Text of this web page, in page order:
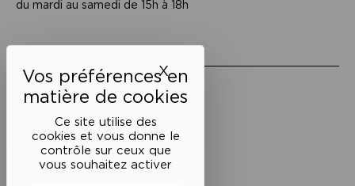
Ce site utilise des
cookies et vous donne le
contrôle sur ceux que
vous souhaitez activer
XMasquer le bandeau des
du mardi au samedi de 15h à 18h
Mentions légales
Politique de confidentialité
Conditions générales de vente
Cookies